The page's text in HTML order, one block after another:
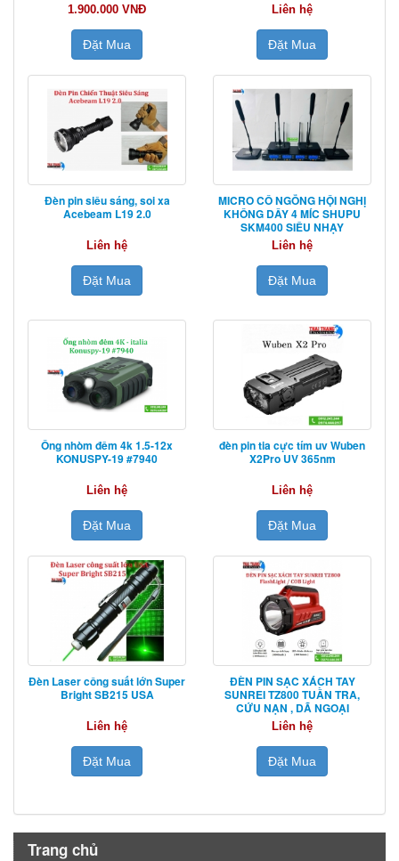
1.900.000 VNĐ
Đặt Mua
Liên hệ
Đặt Mua
Đèn pin siêu sáng, soi xa
Acebeam L19 2.0
Liên hệ
Đặt Mua
MICRO CỔ NGỖNG HỘI NGHỊ
KHÔNG DÂY 4 MÍC SHUPU
SKM400 SIÊU NHẠY
Liên hệ
Đặt Mua
Ống nhòm đêm 4k 1.5-12x
KONUSPY-19 #7940
Liên hệ
Đặt Mua
đèn pin tia cực tím uv Wuben
X2Pro UV 365nm
Liên hệ
Đặt Mua
Đèn Laser công suất lớn Super
Bright SB215 USA
Liên hệ
Đặt Mua
ĐÈN PIN SẠC XÁCH TAY
SUNREI TZ800 TUẦN TRA,
CỨU NẠN , DÃ NGOẠI
Liên hệ
Đặt Mua
Trang chủ